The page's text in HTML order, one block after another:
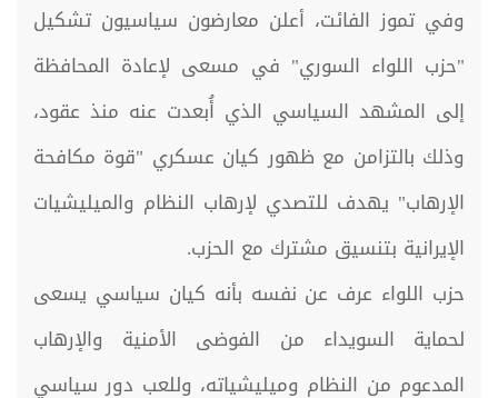
وفي تموز الفائت، أعلن معارضون سياسيون تشكيل
"حزب اللواء السوري" في مسعى لإعادة المحافظة
إلى المشهد السياسي الذي أُبعدت عنه منذ عقود،
وذلك بالتزامن مع ظهور كيان عسكري "قوة مكافحة
الإرهاب" يهدف للتصدي لإرهاب النظام والميليشيات
الإيرانية بتنسيق مشترك مع الحزب.
حزب اللواء عرف عن نفسه بأنه كيان سياسي يسعى
لحماية السويداء من الفوضى الأمنية والإرهاب
المدعوم من النظام وميليشياته، وللعب دور سياسي